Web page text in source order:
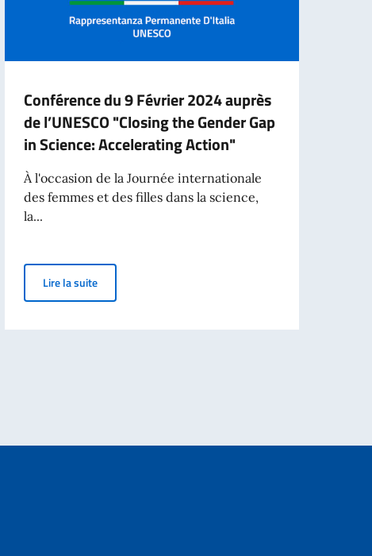
Internationale des Sciences et des Technologies Quantiques et de la
Conférence du 9 Février 2024 auprès
de l’UNESCO "Closing the Gender Gap
in Science: Accelerating Action"
À l'occasion de la Journée internationale
des femmes et des filles dans la science,
la...
Lire la suiteConférence du 9 Février 2024 auprès de l’UNESCO